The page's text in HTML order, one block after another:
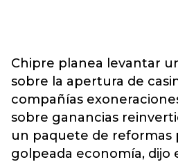
Chipre planea levantar
sobre la apertura de
compañías
sobre ganancias
un paquete de reformas
golpeada economía, dijo